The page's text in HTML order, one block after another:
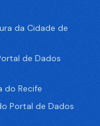
da Cidade de
de Dados
do Recife
Portal de Dados